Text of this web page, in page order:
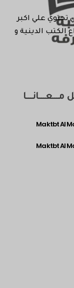
تحتوي علي اكبر
الكتب الدينية و
مـــعـــانـــا
Maktbt Al
Maktbt Al